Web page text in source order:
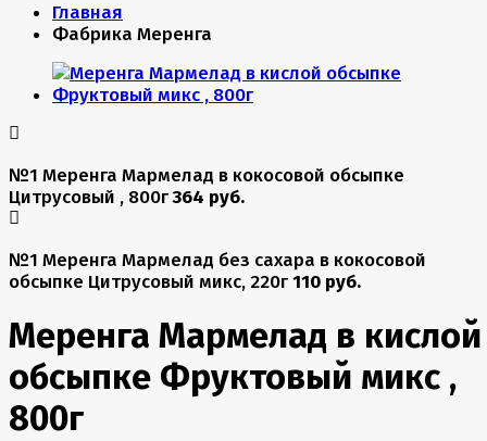
Главная
Фабрика Меренга
№1 Меренга Мармелад в кокосовой обсыпке
Цитрусовый , 800г364 руб.
№1 Меренга Мармелад без сахара в кокосовой
обсыпке Цитрусовый микс, 220г 110 руб.
Меренга Мармелад в кислой
обсыпке Фруктовый микс ,
800г